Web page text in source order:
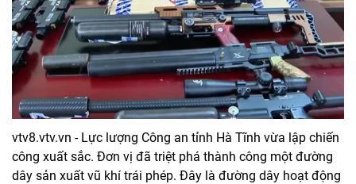
vtv8.vtv.vn - Lực lượng Công an tỉnh Hà Tĩnh vừa lập chiến
công xuất sắc. Đơn vị đã triệt phá thành công một đường
dây sản xuất vũ khí trái phép. Đây là đường dây hoạt động